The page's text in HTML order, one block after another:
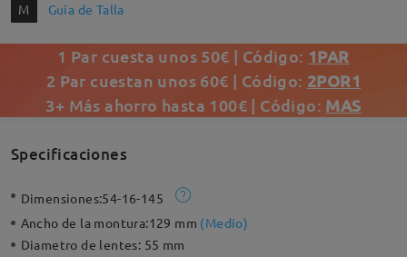
M Guía de Talla
1 Par cuesta unos 50€ | Código: 1PAR
2 Par cuestan unos 60€ | Código: 2POR1
3+ Más ahorro hasta 100€ | Código: MAS
Specificaciones
Dimensiones:54-16-145
Ancho de la montura:129 mm (Medio)
Diametro de lentes: 55 mm